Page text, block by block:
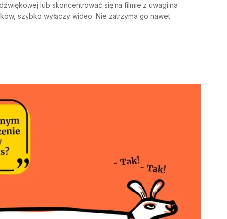
lub skoncentrować się na filmie z uwagi na
szybko wyłączy wideo. Nie zatrzyma go nawet